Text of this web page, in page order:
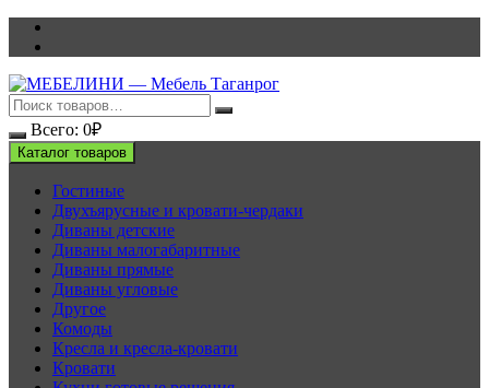
Перейти
Всего: 0₽
Каталог товаров
Гостиные
Двухъярусные и кровати-чердаки
Диваны детские
Диваны малогабаритные
Диваны прямые
Диваны угловые
Другое
Комоды
Кресла и кресла-кровати
Кровати